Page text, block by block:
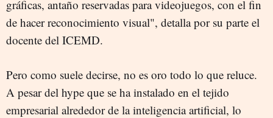
gráficas, antaño reservadas para videojuegos, con el fin
de hacer reconocimiento visual", detalla por su parte el
docente del ICEMD.
Pero como suele decirse, no es oro todo lo que reluce.
A pesar del hype que se ha instalado en el tejido
empresarial alrededor de la inteligencia artificial, lo